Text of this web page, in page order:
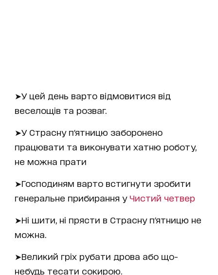
➤У цей день варто відмовитися від
веселощів та розваг.
➤У Страсну п'ятницю заборонено
працювати та виконувати хатню роботу,
не можна прати
➤Господиням варто встигнути зробити
генеральне прибирання у Чистий четвер
➤Ні шити, ні прясти в Страсну п'ятницю не
можна.
➤Великий гріх рубати дрова або що-
небудь тесати сокирою.